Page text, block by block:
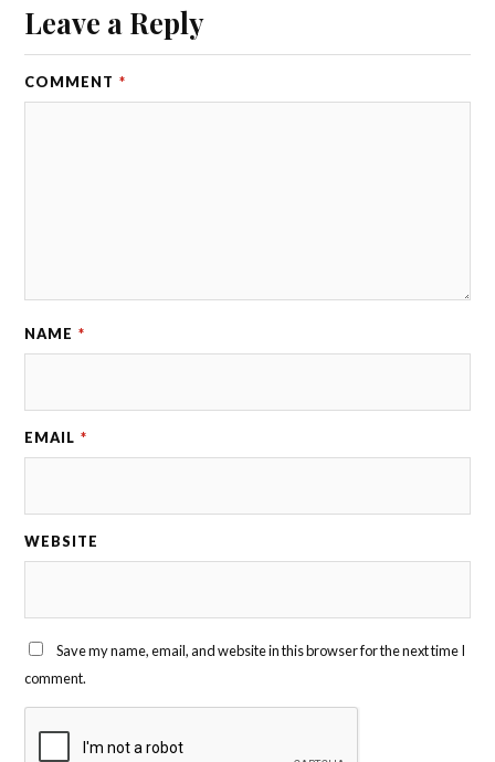
Leave a Reply
COMMENT *
NAME *
EMAIL *
WEBSITE
Save my name, email, and website in this browser for the next time I
comment.